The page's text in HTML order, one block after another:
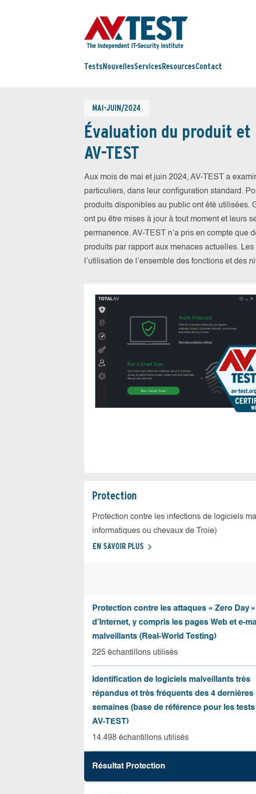
Tests NouvellesServices ResourcesContact
MAI-JUIN/2024
Évaluation du produit
AV-TEST
Aux mois de mai et juin 2024, AV-TEST a
particuliers, dans leur configuration standard.
produits disponibles au public ont été utilisées.
ont pu être mises à jour à tout moment et leurs
permanence. AV-TEST n’a pris en compte que
produits par rapport aux menaces actuelles.
l’utilisation de l’ensemble des fonctions et des
Protection
Protection contre les infections de logiciels
informatiques ou chevaux de Troie)
EN SAVOIR PLUS
Protection contre les attaques « Zero Day »
d’Internet, y compris les pages Web et e-
malveillants (Real-World Testing)
225 échantillons utilisés
Identification de logiciels malveillants très
répandus et très fréquents des 4 dernières
semaines (base de référence pour les tests
AV-TEST)
14.498 échantillons utilisés
Résultat Protection